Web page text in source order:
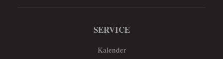
SERVICE
Kalender